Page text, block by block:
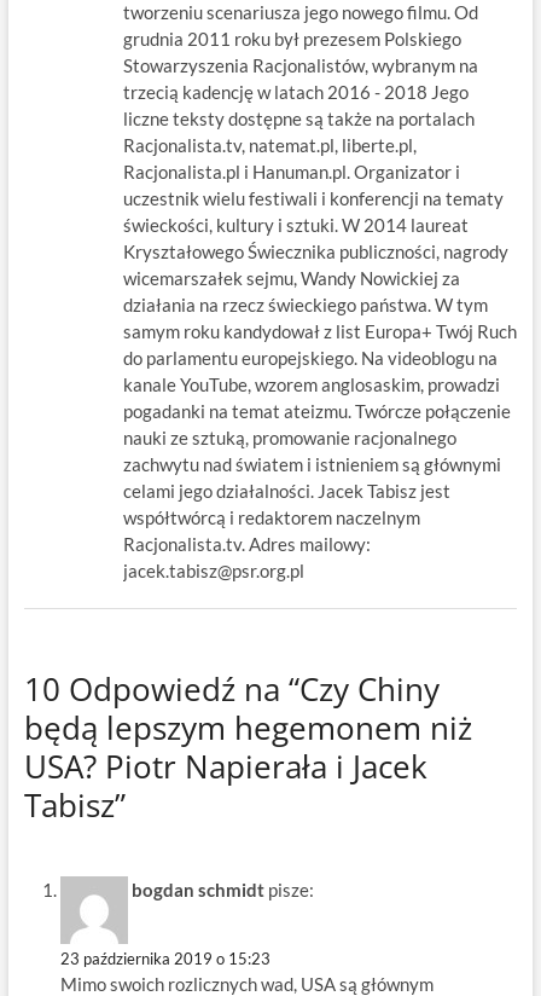
tworzeniu scenariusza jego nowego filmu. Od
grudnia 2011 roku był prezesem Polskiego
Stowarzyszenia Racjonalistów, wybranym na
trzecią kadencję w latach 2016 - 2018 Jego
liczne teksty dostępne są także na portalach
Racjonalista.tv, natemat.pl, liberte.pl,
Racjonalista.pl i Hanuman.pl. Organizator i
uczestnik wielu festiwali i konferencji na tematy
świeckości, kultury i sztuki. W 2014 laureat
Kryształowego Świecznika publiczności, nagrody
wicemarszałek sejmu, Wandy Nowickiej za
działania na rzecz świeckiego państwa. W tym
samym roku kandydował z list Europa+ Twój Ruch
do parlamentu europejskiego. Na videoblogu na
kanale YouTube, wzorem anglosaskim, prowadzi
pogadanki na temat ateizmu. Twórcze połączenie
nauki ze sztuką, promowanie racjonalnego
zachwytu nad światem i istnieniem są głównymi
celami jego działalności. Jacek Tabisz jest
współtwórcą i redaktorem naczelnym
Racjonalista.tv. Adres mailowy:
jacek.tabisz@psr.org.pl
10 Odpowiedź na “Czy Chiny
będą lepszym hegemonem niż
USA? Piotr Napierała i Jacek
Tabisz”
bogdan schmidt pisze:
23 października 2019 o 15:23
Mimo swoich rozlicznych wad, USA są głównym